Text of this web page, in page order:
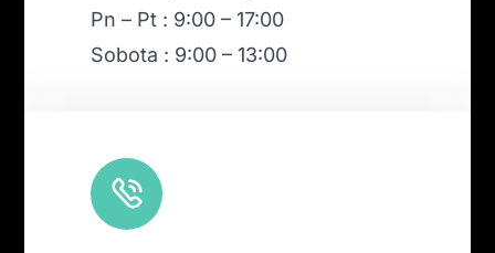
Pn – Pt : 9:00 – 17:00
Sobota : 9:00 – 13:00